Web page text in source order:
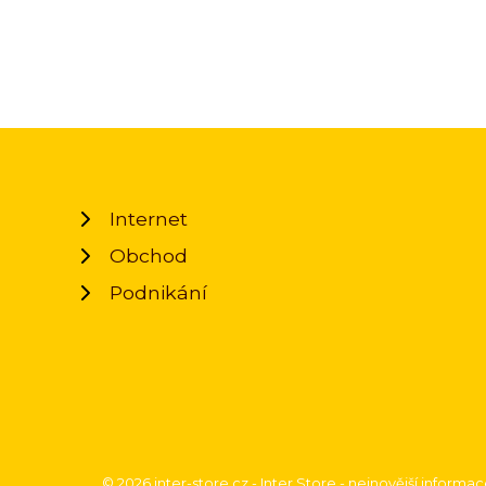
Internet
Obchod
Podnikání